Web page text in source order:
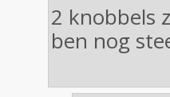
2 knobbels
ben nog